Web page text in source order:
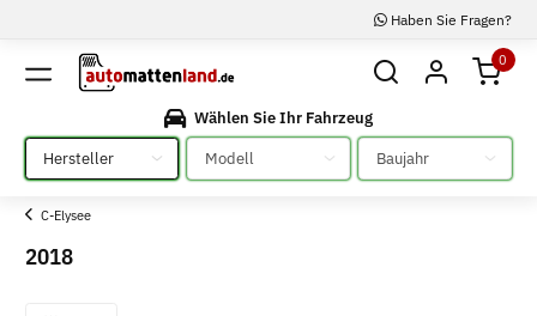
Haben Sie Fragen?
0
Wählen Sie Ihr Fahrzeug
Bitte auswählen
Bitte auswählen Bitte auswählen
C-Elysee
2018